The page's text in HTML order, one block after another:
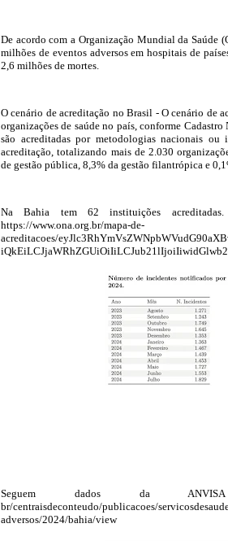
De acordo com a Organização Mundial da Saúde
milhões de eventos adversos em hospitais de
2,6 milhões de mortes.
O cenário de acreditação no Brasil - O cenário de
organizações de saúde no país, conforme
são acreditadas por metodologias nacionais
acreditação, totalizando mais de 2.030
de gestão pública, 8,3% da gestão filantrópica e
Na Bahia tem 62 instituições
https://www.ona.org.br/mapa-de-
acreditacoes/
Seguem dados da ANVISA
br/centraisdeconteudo/publicacoes/
adversos/2024/bahia/view